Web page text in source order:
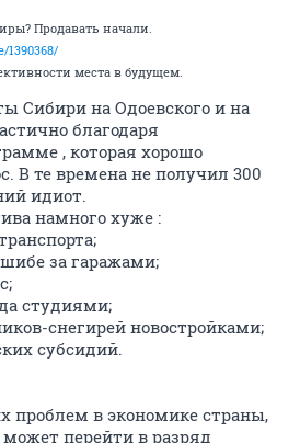
Продавать начали.
места в будущем.
Сибири на Одоевского и на
благодаря
, которая хорошо
В те времена не получил 300
идиот.
намного хуже :
за гаражами;
студиями;
снегирей новостройками;
субсидий.
проблем в экономике страны,
перейти в разряд